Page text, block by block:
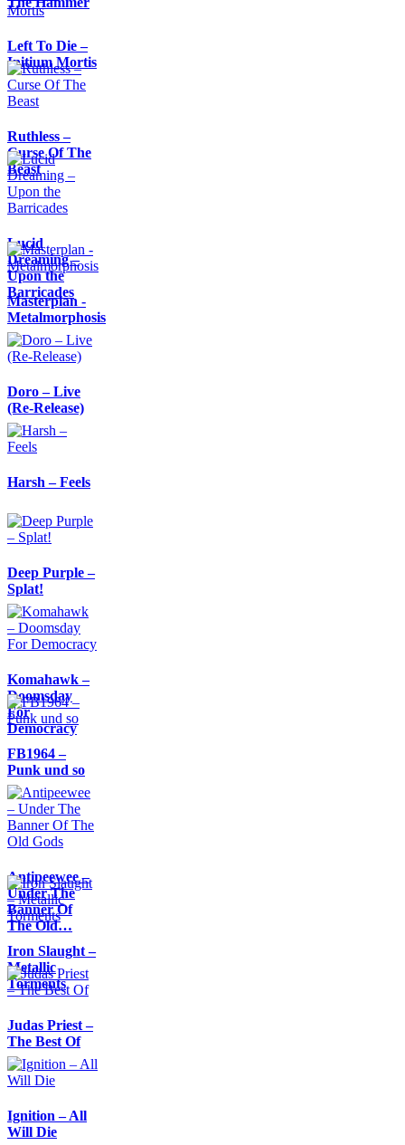
Left To Die –
Initium Mortis
Ruthless –
Curse Of The
Beast
Lucid
Dreaming –
Upon the
Barricades
Masterplan -
Metalmorphosis
Doro – Live
(Re-Release)
Harsh – Feels
Deep Purple –
Splat!
Komahawk –
Doomsday
For
Democracy
FB1964 –
Punk und so
Antipeewee –
Under The
Banner Of
The Old…
Iron Slaught –
Metallic
Torments
Judas Priest –
The Best Of
Ignition – All
Will Die